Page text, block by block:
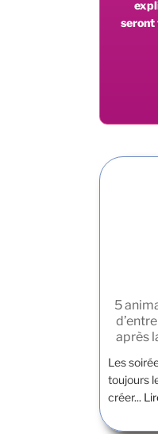
seront
5
après
Les
toujours
créer...